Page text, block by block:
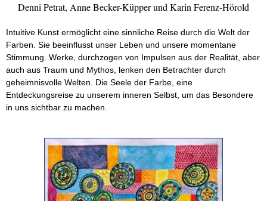
Denni Petrat, Anne Becker-Küpper und Karin Ferenz-Hörold
Intuitive Kunst ermöglicht eine sinnliche Reise durch die Welt der
Farben. Sie beeinflusst unser Leben und unsere momentane
Stimmung. Werke, durchzogen von Impulsen aus der Realität, aber
auch aus Traum und Mythos, lenken den Betrachter durch
geheimnisvolle Welten. Die Seele der Farbe, eine
Entdeckungsreise zu unserem inneren Selbst, um das Besondere
in uns sichtbar zu machen.